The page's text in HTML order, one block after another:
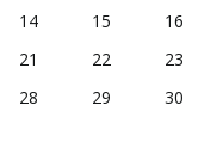
14 15
16
21 22
23
28 29
30